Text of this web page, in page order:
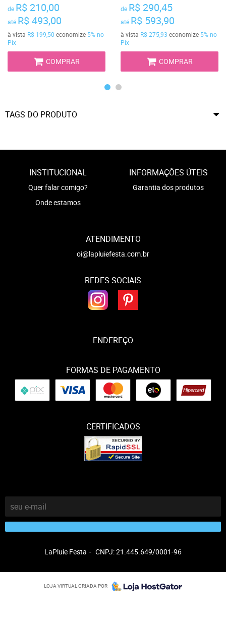
de R$ 210,00
até R$ 493,00
à vista R$ 199,50 economize 5%no
Pix
COMPRAR
de R$ 290,45
até R$ 593,90
à vista R$ 275,93 economize 5%no
Pix
COMPRAR
TAGS DO PRODUTO
INSTITUCIONAL
Quer falar comigo?
Onde estamos
INFORMAÇÕES ÚTEIS
Garantia dos produtos
ATENDIMENTO
oi@lapluiefesta.com.br
REDES SOCIAIS
ENDEREÇO
FORMAS DE PAGAMENTO
CERTIFICADOS
LaPluie Festa CNPJ: 21.445.649/0001-96
LOJA VIRTUAL CRIADA POR